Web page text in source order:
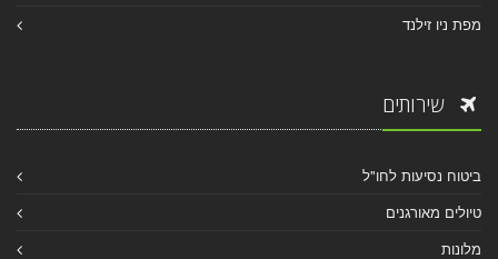
מפת ניו זילנד
שירותים
ביטוח נסיעות לחו"ל
טיולים מאורגנים
מלונות